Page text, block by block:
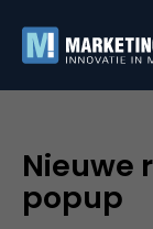
Nieuwe
popup